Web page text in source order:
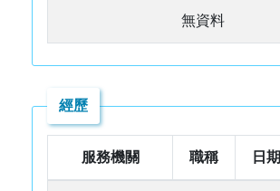
無資料
經歷
服務機關 職稱 日期